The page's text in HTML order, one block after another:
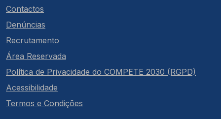
Contactos
Denúncias
Recrutamento
Área Reservada
Política de Privacidade do COMPETE 2030 (RGPD)
Acessibilidade
Termos e Condições